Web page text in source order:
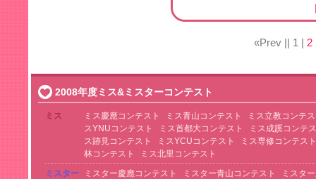
«Prev || 1 2
2008年度ミス&ミスターコンテスト
ミス ミス慶應コンテスト ミス青山コンテスト
ミス立教コンテ
スYNUコンテスト
ミス首都大コンテスト
ミス成蹊コンテ
ス跡見コンテスト
ミスYCUコンテスト
ミス専修コンテスト
林コンテスト
ミス北里コンテスト
ミスター
ミスター慶應コンテスト ミスター青山コンテスト
ミスタ